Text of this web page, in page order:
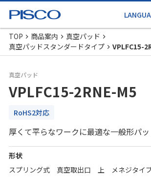
TOP 商品案内
真空パッド
真空パッドスタンダードタイプ
VPLFC15-
真空パッド
VPLFC15-2RNE-M5
RoHS2対応
厚くて平らなワークに最適な一般形パッ
形状
スプリング式 真空取出口 上 メネジタイ